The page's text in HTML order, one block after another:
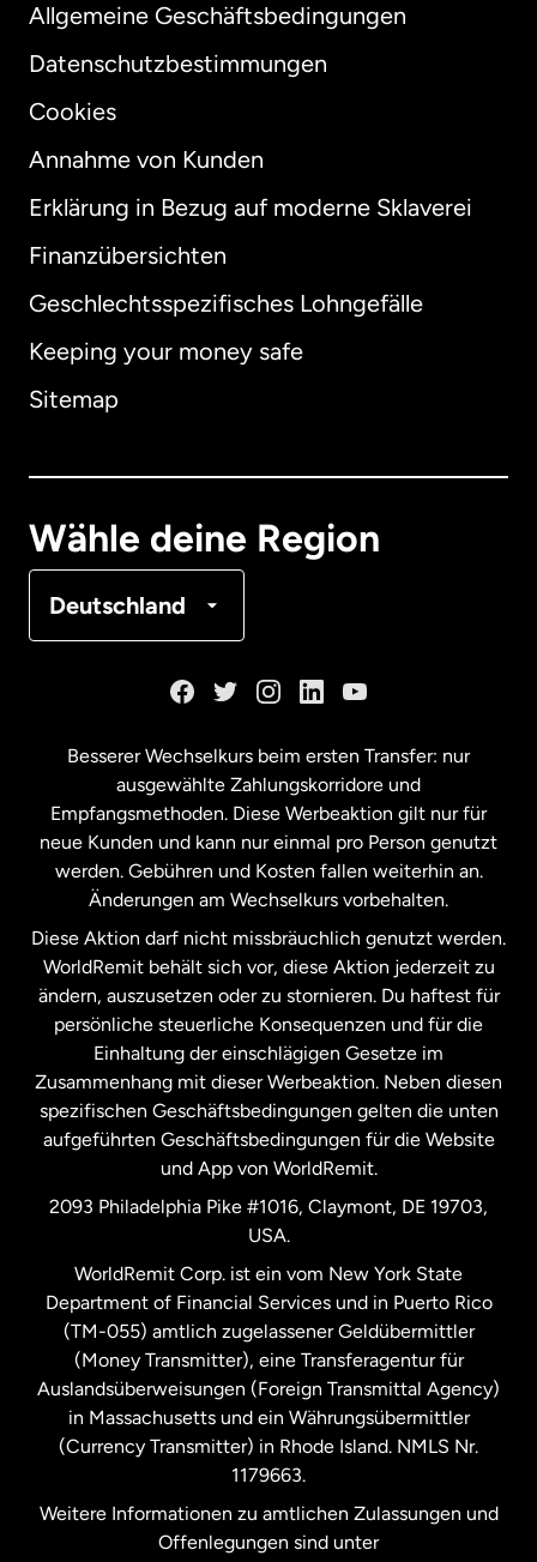
Allgemeine Geschäftsbedingungen
Datenschutzbestimmungen
Cookies
Annahme von Kunden
Erklärung in Bezug auf moderne Sklaverei
Finanzübersichten
Geschlechtsspezifisches Lohngefälle
Keeping your money safe
Sitemap
Wähle deine Region
Deutschland
International English
Australien
Malaysia
Neuseeland
Niederlande
Schweden
Spanien
Vereinigte Staaten English
Vereinigte Staaten
Vereinigtes Königreich
Besserer Wechselkurs beim ersten Transfer: nur
ausgewählte Zahlungskorridore und
Empfangsmethoden. Diese Werbeaktion gilt nur für
neue Kunden und kann nur einmal pro Person genutzt
werden. Gebühren und Kosten fallen weiterhin an.
Änderungen am Wechselkurs vorbehalten.
Diese Aktion darf nicht missbräuchlich genutzt werden.
WorldRemit behält sich vor, diese Aktion jederzeit zu
ändern, auszusetzen oder zu stornieren. Du haftest für
persönliche steuerliche Konsequenzen und für die
Einhaltung der einschlägigen Gesetze im
Zusammenhang mit dieser Werbeaktion. Neben diesen
spezifischen Geschäftsbedingungen gelten die unten
aufgeführten Geschäftsbedingungen für die Website
und App von WorldRemit.
2093 Philadelphia Pike #1016, Claymont, DE 19703,
USA.
WorldRemit Corp. ist ein vom New York State
Department of Financial Services und in Puerto Rico
(TM-055) amtlich zugelassener Geldübermittler
(Money Transmitter), eine Transferagentur für
Auslandsüberweisungen (Foreign Transmittal Agency)
in Massachusetts und ein Währungsübermittler
(Currency Transmitter) in Rhode Island. NMLS Nr.
1179663.
Weitere Informationen zu amtlichen Zulassungen und
Offenlegungen sind unter